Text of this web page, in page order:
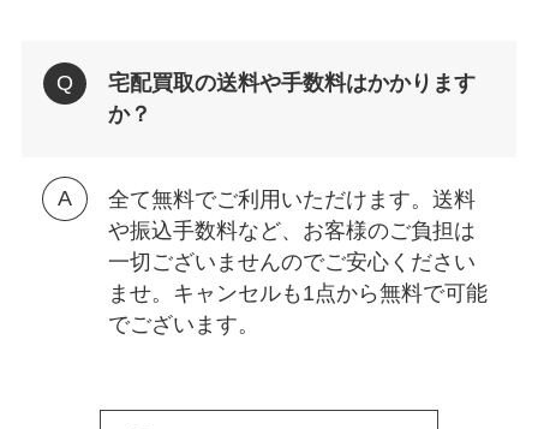
宅配買取の送料や手数料はかかります
か？
全て無料でご利用いただけます。送料
や振込手数料など、お客様のご負担は
一切ございませんのでご安心ください
ませ。キャンセルも1点から無料で可能
でございます。